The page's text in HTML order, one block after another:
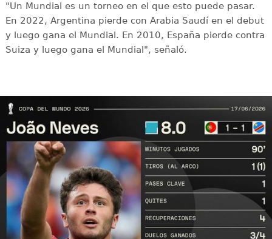
"Un Mundial es un torneo en el que esto puede pasar.
En 2022, Argentina pierde con Arabia Saudí en el debut
y luego gana el Mundial. En 2010, España pierde contra
Suiza y luego gana el Mundial", señaló.